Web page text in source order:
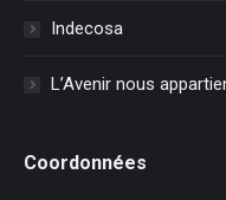
Indecosa
L’Avenir nous
Coordonnées